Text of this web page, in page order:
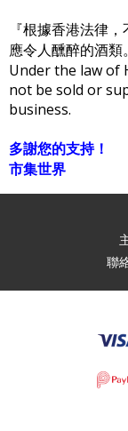
『根據香港法律
應令人醺醉的酒類
Under the law of
not be sold or
business.
多謝您的支持！
市集世界
聯